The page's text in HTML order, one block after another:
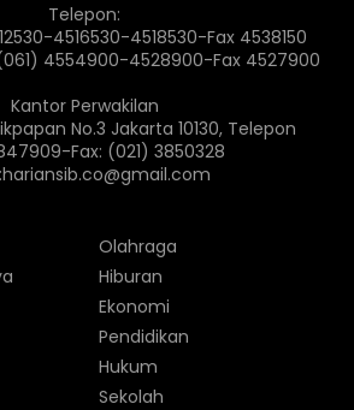
Telepon:
4516530-4518530-Fax 4538150
4554900-4528900-Fax 4527900
Kantor Perwakilan
No.3 Jakarta 10130, Telepon
Fax: (021) 3850328
Olahraga
Hiburan
Ekonomi
Pendidikan
Hukum
Sekolah